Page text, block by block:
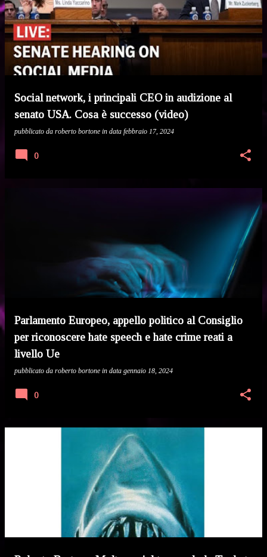
Social network, i principali CEO in audizione al
senato USA. Cosa è successo (video)
pubblicato da roberto bortone in data febbraio 17, 2024
0
Parlamento Europeo, appello politico al Consiglio
per riconoscere hate speech e hate crime reati a
livello Ue
pubblicato da roberto bortone in data gennaio 18, 2024
0